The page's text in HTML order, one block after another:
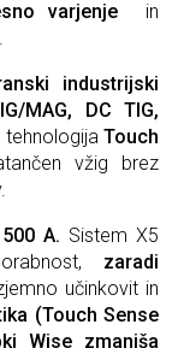
varjenje in
industrijski
MAG, DC TIG,
tehnologija Touch
vžig brez
A. Sistem X5
zaradi
učinkovit in
(Touch Sense
Wise zmanjša